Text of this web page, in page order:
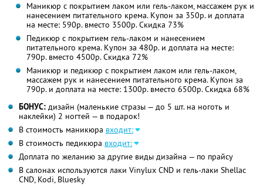
Маникюр с покрытием лаком или гель-лаком, массажем рук и
нанесением питательного крема. Купон за 350р. и доплата
на месте: 590р. вместо 3500р. Скидка 73%
Педикюр с покрытием гель-лаком и нанесением
питательного крема. Купон за 480р. и доплата на месте:
790р. вместо 4500р. Скидка 72%
Маникюр и педикюр с покрытием лаком или гель-лаком,
массажем рук и нанесением питательного крема. Купон за
790р. и доплата на месте: 1300р. вместо 6500р. Скидка 68%
БОНУС: дизайн (маленькие стразы — до 5 шт. на ноготь и
наклейки) 2 ногтей — в подарок!
В стоимость маникюра входит:
В стоимость педикюра входит:
Доплата по желанию за другие виды дизайна — по прайсу
В салонах используются лаки Vinylux CND и гель-лаки Shellac
CND, Kodi, Bluesky